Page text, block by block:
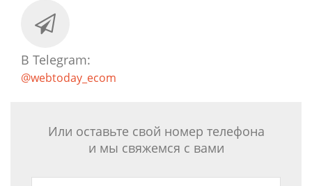
В Telegram:
@webtoday_ecom
Или оставьте свой номер телефона
и мы свяжемся с вами